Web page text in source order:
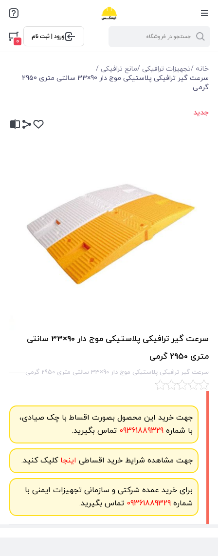
ورود | ثبت نام
0
خانه /تجهیزات ترافیکی /مانع ترافیکی /
سرعت گیر ترافیکی پلاستیکی موج دار 90×33 سانتی متری 2950
گرمی
جدید
سرعت گیر ترافیکی پلاستیکی موج دار 90×33 سانتی
متری 2950 گرمی
سرعت گیر ترافیکی پلاستیکی موج دار 90×33 سانتی متری 2950 گرمی
جهت خرید این محصول بصورت اقساط با چک صیادی،
با شماره09361889329 تماس بگیرید.
جهت مشاهده شرایط خرید اقساطی اینجاکلیک کنید.
برای خرید عمده شرکتی و سازمانی تجهیزات ایمنی با
شماره09361889329 تماس بگیرید.